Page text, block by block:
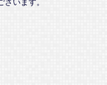
います。